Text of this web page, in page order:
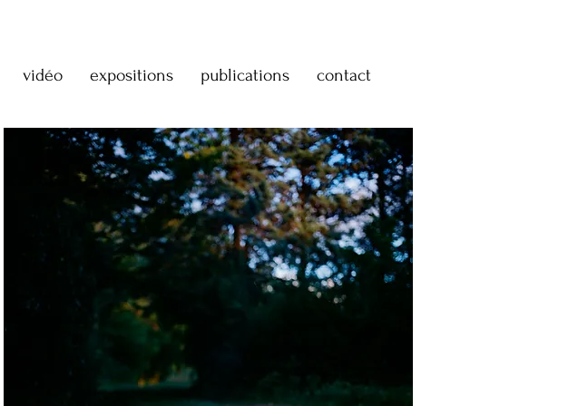
vidéo expositions publications contact